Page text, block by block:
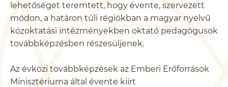
lehetőséget teremtett, hogy évente, szervezett
módon, a határon túli régiókban a magyar nyelvű
közoktatási intézményekben oktató pedagógusok
továbbképzésben részesüljenek.
Az évközi továbbképzések az Emberi Erőforrások
Minisztériuma által évente kiírt